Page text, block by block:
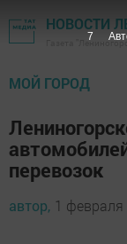
НОВОСТИ
Газета
МОЙ ГОРОД
перевозок
автор, 1 февраля
6